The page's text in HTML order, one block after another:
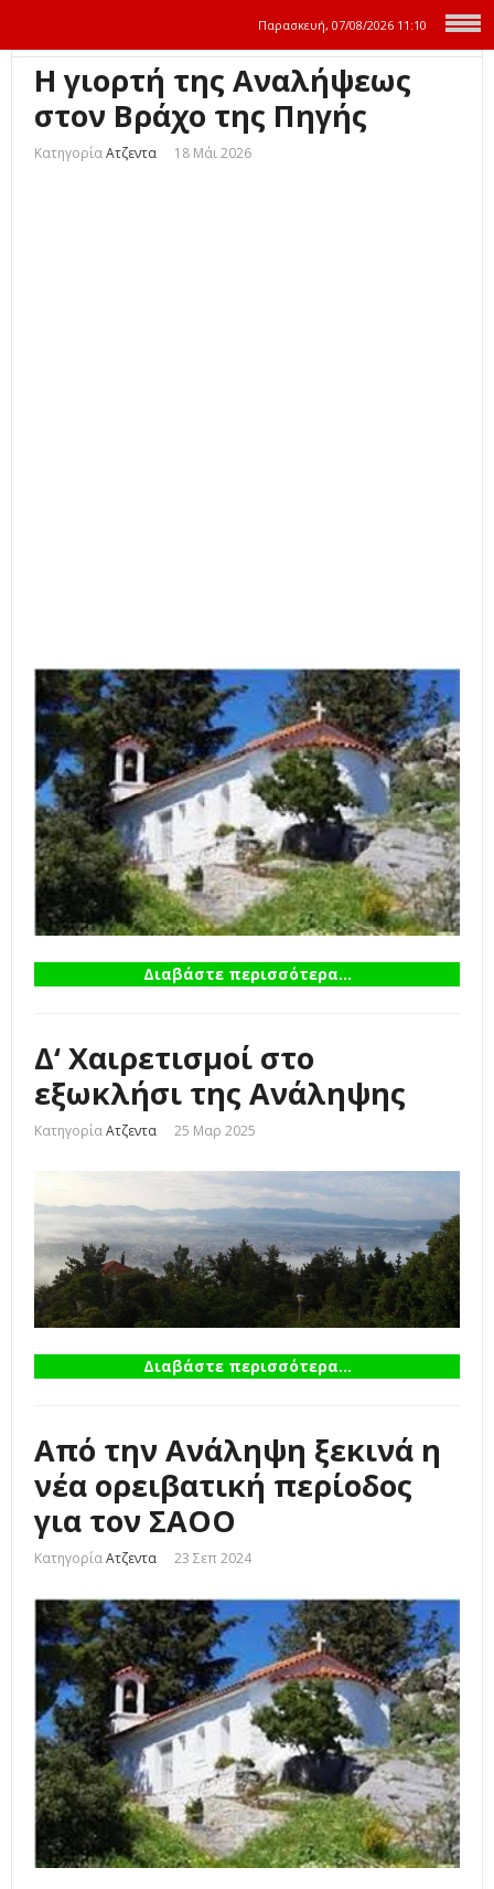
Παρασκευή, 07/08/2026 11:10
Η γιορτή της Αναλήψεως
στον Βράχο της Πηγής
ΚατηγορίαΑτζεντα 18 Μάι 2026
Διαβάστε περισσότερα...
Δ‘ Χαιρετισμοί στο
εξωκλήσι της Ανάληψης
ΚατηγορίαΑτζεντα 25 Μαρ 2025
Διαβάστε περισσότερα...
Από την Ανάληψη ξεκινά η
νέα ορειβατική περίοδος
για τον ΣΑΟΟ
ΚατηγορίαΑτζεντα 23 Σεπ 2024